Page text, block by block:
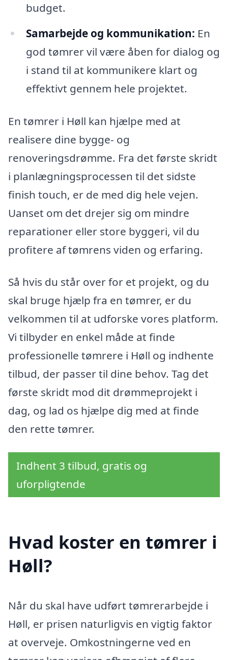
budget.
Samarbejde og kommunikation: En
god tømrer vil være åben for dialog og
i stand til at kommunikere klart og
effektivt gennem hele projektet.
En tømrer i Høll kan hjælpe med at
realisere dine bygge- og
renoveringsdrømme. Fra det første skridt
i planlægningsprocessen til det sidste
finish touch, er de med dig hele vejen.
Uanset om det drejer sig om mindre
reparationer eller store byggeri, vil du
profitere af tømrens viden og erfaring.
Så hvis du står over for et projekt, og du
skal bruge hjælp fra en tømrer, er du
velkommen til at udforske vores platform.
Vi tilbyder en enkel måde at finde
professionelle tømrere i Høll og indhente
tilbud, der passer til dine behov. Tag det
første skridt mod dit drømmeprojekt i
dag, og lad os hjælpe dig med at finde
den rette tømrer.
Indhent 3 tilbud, gratis og
uforpligtende
Hvad koster en tømrer i
Høll?
Når du skal have udført tømrerarbejde i
Høll, er prisen naturligvis en vigtig faktor
at overveje. Omkostningerne ved en